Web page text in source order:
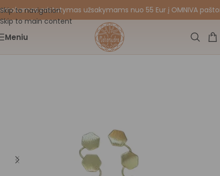
Skip to navigation
Skip to main content
pristatymas užsakymams nuo 55 Eur į OMNIVA
Meniu